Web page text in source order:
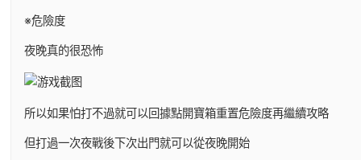
※危險度
夜晚真的很恐怖
所以如果怕打不過就可以回據點開寶箱重置危險度再繼續攻略
但打過一次夜戰後下次出門就可以從夜晚開始